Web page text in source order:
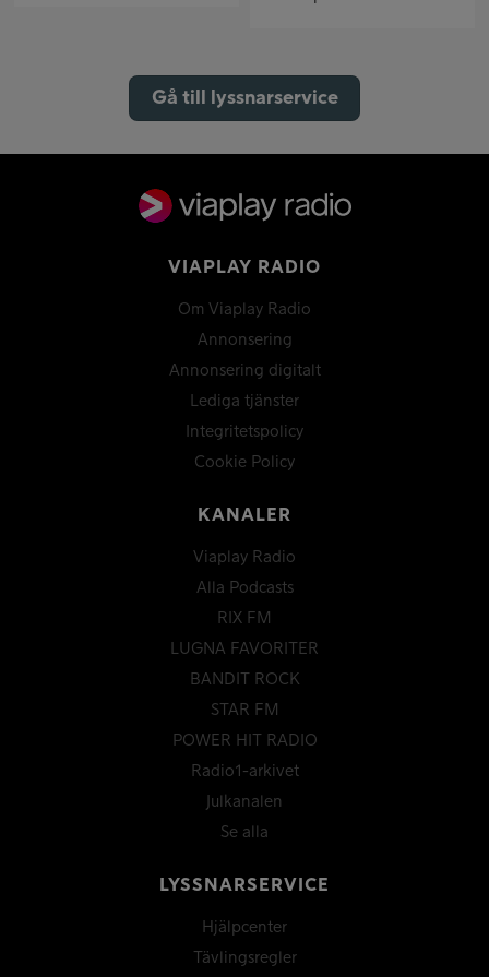
Gå till lyssnarservice
VIAPLAY RADIO
Om Viaplay Radio
Annonsering
Annonsering digitalt
Lediga tjänster
Integritetspolicy
Cookie Policy
KANALER
Viaplay Radio
Alla Podcasts
RIX FM
LUGNA FAVORITER
BANDIT ROCK
STAR FM
POWER HIT RADIO
Radio1-arkivet
Julkanalen
Se alla
LYSSNARSERVICE
Hjälpcenter
Tävlingsregler